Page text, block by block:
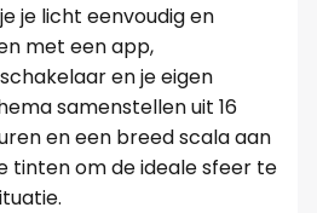
je licht eenvoudig en
met een app,
en je eigen
samenstellen uit 16
en een breed scala aan
tinten om de ideale sfeer te